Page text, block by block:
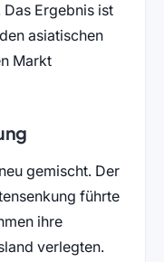
Ergebnis ist
asiatischen
Markt
gemischt. Der
führte
ihre
verlegten.